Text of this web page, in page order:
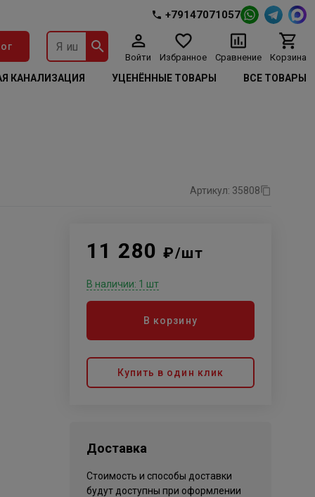
+79147071057
Войти Избранное Сравнение Корзина
КАНАЛИЗАЦИЯ УЦЕНЁННЫЕ ТОВАРЫ ВСЕ ТОВАРЫ
Артикул: 35808
11 280₽/шт
В наличии: 1 шт
В корзину
Купить в один клик
Доставка
Стоимость и способы доставки
будут доступны при оформлении